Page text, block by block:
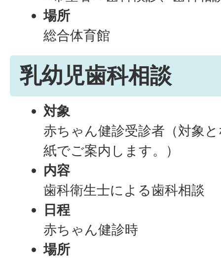
場所
総合体育館
乳幼児歯科相談
対象
赤ちゃん健診受診者（対象
紙でご案内します。）
内容
歯科衛生士による歯科相談
日程
赤ちゃん健診時
場所